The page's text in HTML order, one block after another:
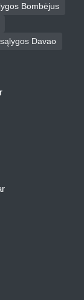
Bombėjus
Davao